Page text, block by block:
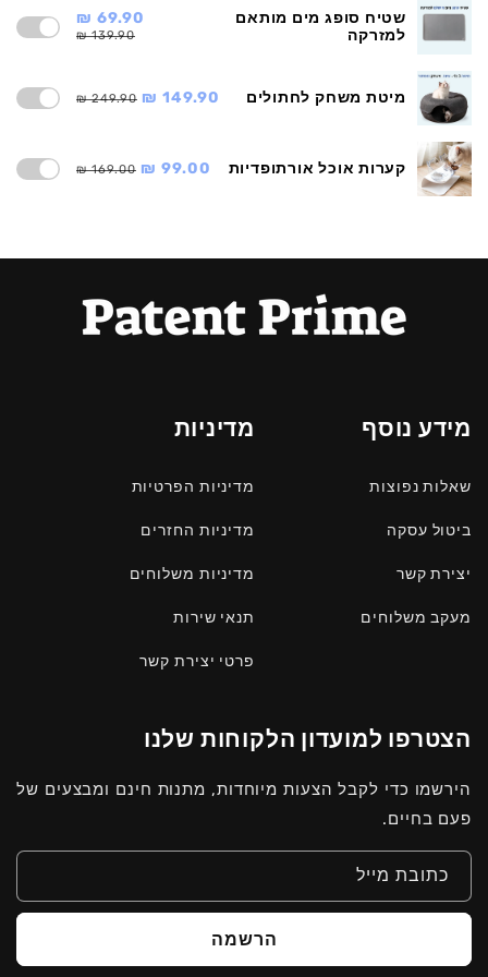
שטיח סופג מים מותאם
למזרקה
69.90 ₪
139.90 ₪
מיטת משחק לחתולים 149.90 ₪
249.90 ₪
קערות אוכל אורתופדיות 99.00 ₪
169.00 ₪
מידע נוסף
שאלות נפוצות
ביטול עסקה
יצירת קשר
מעקב משלוחים
מדיניות
מדיניות הפרטיות
מדיניות החזרים
מדיניות משלוחים
תנאי שירות
פרטי יצירת קשר
הצטרפו למועדון הלקוחות שלנו
הירשמו כדי לקבל הצעות מיוחדות, מתנות חינם ומבצעים של
פעם בחיים.
כתובת מייל
הרשמה